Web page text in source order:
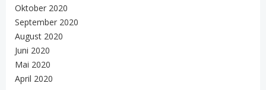
Oktober 2020
September 2020
August 2020
Juni 2020
Mai 2020
April 2020